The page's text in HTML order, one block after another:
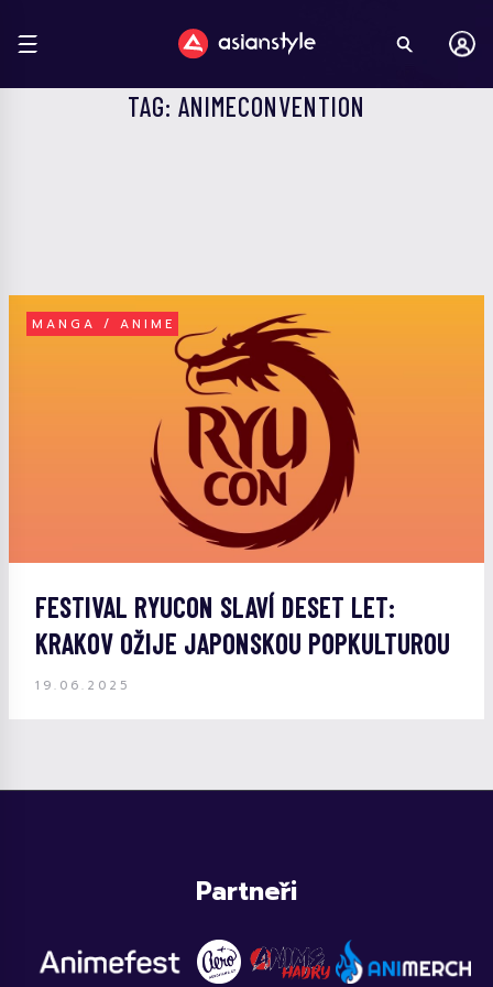
TAG: ANIMECONVENTION
MANGA / ANIME
FESTIVAL RYUCON SLAVÍ DESET LET:
KRAKOV OŽIJE JAPONSKOU POPKULTUROU
19.06.2025
Partneři